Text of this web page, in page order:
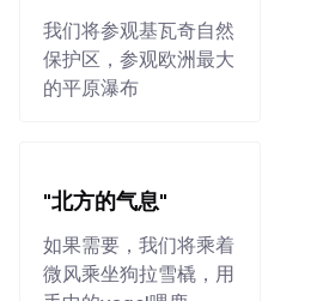
我们将参观基瓦奇自然
保护区，参观欧洲最大
的平原瀑布
"北方的气息"
如果需要，我们将乘着
微风乘坐狗拉雪橇，用